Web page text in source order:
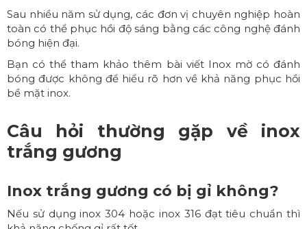
Sau nhiều năm sử dụng, các đơn vị chuyên nghiệp hoàn
toàn có thể phục hồi độ sáng bằng các công nghệ đánh
bóng hiện đại.
Bạn có thể tham khảo thêm bài viết Inox mờ có đánh
bóng được không để hiểu rõ hơn về khả năng phục hồi
bề mặt inox.
Câu hỏi thường gặp về inox
trắng gương
Inox trắng gương có bị gỉ không?
Nếu sử dụng inox 304 hoặc inox 316 đạt tiêu chuẩn thì